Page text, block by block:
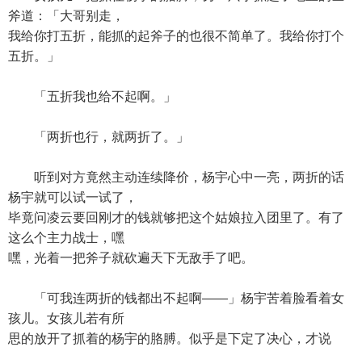
斧道：「大哥别走，
我给你打五折，能抓的起斧子的也很不简单了。我给你打个
五折。」
「五折我也给不起啊。」
「两折也行，就两折了。」
听到对方竟然主动连续降价，杨宇心中一亮，两折的话
杨宇就可以试一试了，
毕竟问凌云要回刚才的钱就够把这个姑娘拉入团里了。有了
这么个主力战士，嘿
嘿，光着一把斧子就砍遍天下无敌手了吧。
「可我连两折的钱都出不起啊——」杨宇苦着脸看着女
孩儿。女孩儿若有所
思的放开了抓着的杨宇的胳膊。似乎是下定了决心，才说